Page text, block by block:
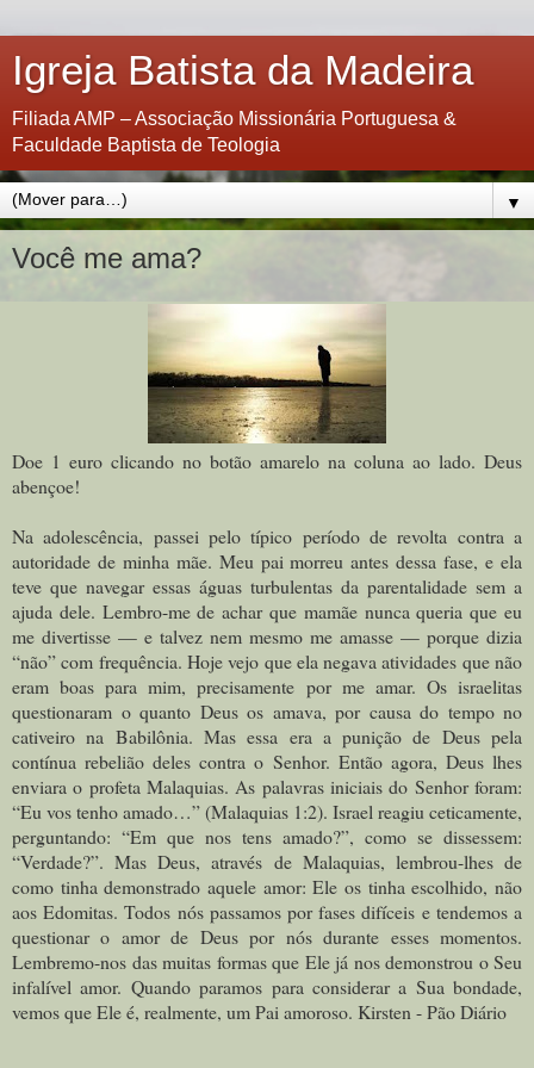
Igreja Batista da Madeira
Filiada AMP – Associação Missionária Portuguesa &
Faculdade Baptista de Teologia
▼
Você me ama?
Doe 1 euro clicando no botão amarelo na coluna ao lado. Deus
abençoe!
Na adolescência, passei pelo típico período de revolta contra a
autoridade de minha mãe. Meu pai morreu antes dessa fase, e ela
teve que navegar essas águas turbulentas da parentalidade sem a
ajuda dele. Lembro-me de achar que mamãe nunca queria que eu
me divertisse — e talvez nem mesmo me amasse — porque dizia
“não” com frequência. Hoje vejo que ela negava atividades que não
eram boas para mim, precisamente por me amar. Os israelitas
questionaram o quanto Deus os amava, por causa do tempo no
cativeiro na Babilônia. Mas essa era a punição de Deus pela
contínua rebelião deles contra o Senhor. Então agora, Deus lhes
enviara o profeta Malaquias. As palavras iniciais do Senhor foram:
“Eu vos tenho amado…” (Malaquias 1:2). Israel reagiu ceticamente,
perguntando: “Em que nos tens amado?”, como se dissessem:
“Verdade?”. Mas Deus, através de Malaquias, lembrou-lhes de
como tinha demonstrado aquele amor: Ele os tinha escolhido, não
aos Edomitas. Todos nós passamos por fases difíceis e tendemos a
questionar o amor de Deus por nós durante esses momentos.
Lembremo-nos das muitas formas que Ele já nos demonstrou o Seu
infalível amor. Quando paramos para considerar a Sua bondade,
vemos que Ele é, realmente, um Pai amoroso. Kirsten - Pão Diário